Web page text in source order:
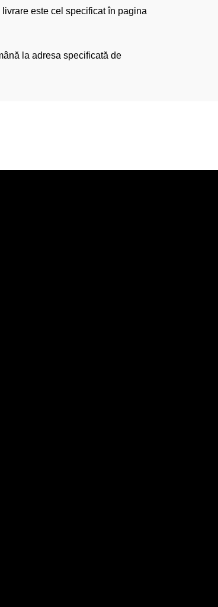
este cel specificat în pagina
la adresa specificată de